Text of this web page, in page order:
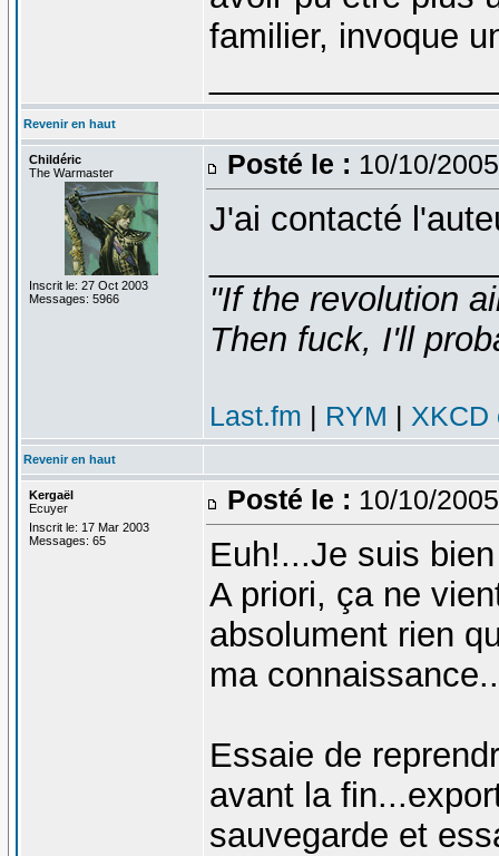
familier, invoque
Revenir en haut
Childéric
The Warmaster
Inscrit le: 27 Oct 2003
Messages: 5966
Posté le : 10/10/
J'ai contacté
"If the revolution
Then fuck, I'll
Last.fm | RYM | XKCD
Revenir en haut
Kergaël
Ecuyer
Inscrit le: 17 Mar 2003
Messages: 65
Posté le : 10/10/
Euh!...Je suis
A priori, ça ne
absolument rien
ma
Essaie de
avant la
sauvegarde et